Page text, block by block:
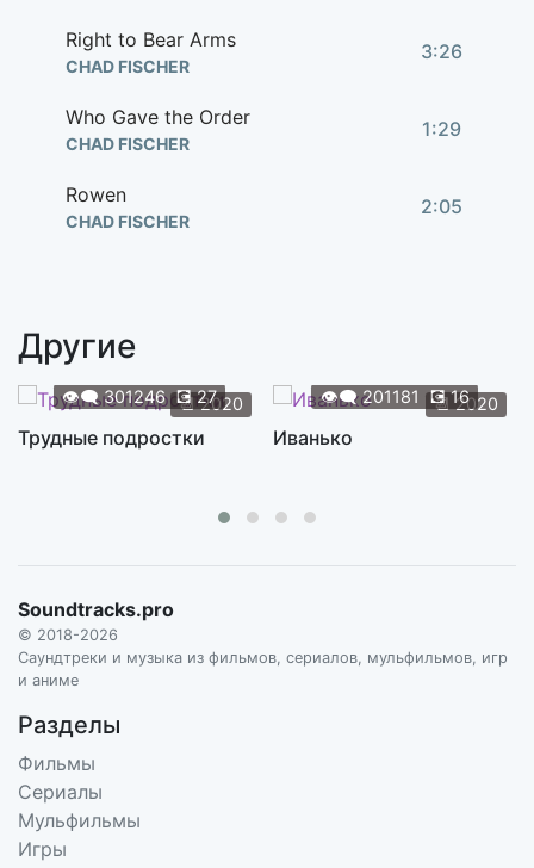
Right to Bear Arms
CHAD FISCHER
3:26
Who Gave the Order
CHAD FISCHER
1:29
Rowen
CHAD FISCHER
2:05
Not Choosing Me Is Okay
CHAD FISCHER
CHAD FISCHER
Take What's Yours
CHAD FISCHER
Rowen Escapes
CHAD FISCHER
It's Handled Baby
Другие
📆 2020
👁️‍🗨️301246 💽27
Трудные подростки
📆 2020
👁️‍🗨️201181 💽16
Иванько
Soundtracks.pro
© 2018-2026
Саундтреки и музыка из фильмов, сериалов, мульфильмов, игр
и аниме
Разделы
Фильмы
Сериалы
Мульфильмы
Игры